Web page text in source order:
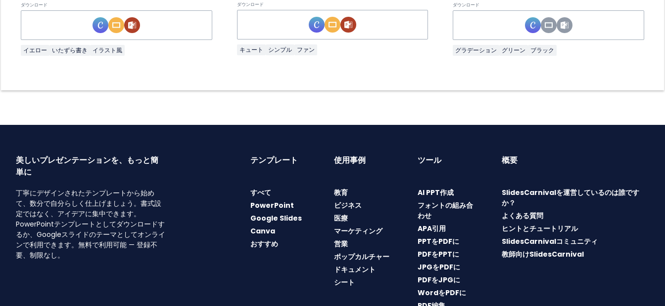
ダウンロード
イエロー いたずら書き イラスト風
ダウンロード
キュート シンプル ファン
ダウンロード
グラデーション グリーン ブラック
美しいプレゼンテーションを、もっと簡
単に
丁寧にデザインされたテンプレートから始め
て、数分で自分らしく仕上げましょう。書式設
定ではなく、アイデアに集中できます。
PowerPointテンプレートとしてダウンロードす
るか、Googleスライドのテーマとしてオンライ
ンで利用できます。無料で利用可能 — 登録不
要、制限なし。
テンプレート
すべて
PowerPoint
Google Slides
Canva
おすすめ
使用事例
教育
ビジネス
医療
マーケティング
営業
ポップカルチャー
ドキュメント
シート
ツール
AI PPT作成
フォントの組み合
わせ
APA引用
PPTをPDFに
PDFをPPTに
JPGをPDFに
PDFをJPGに
WordをPDFに
概要
SlidesCarnivalを運営しているのは誰です
か？
よくある質問
ヒントとチュートリアル
SlidesCarnivalコミュニティ
教師向けSlidesCarnival